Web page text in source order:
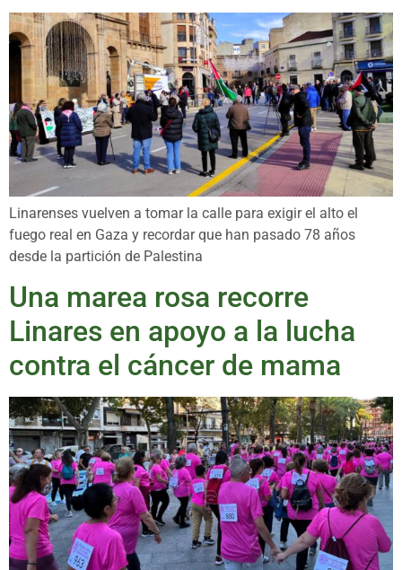
Linarenses vuelven a tomar la calle para exigir el alto el
fuego real en Gaza y recordar que han pasado 78 años
desde la partición de Palestina
Una marea rosa recorre
Linares en apoyo a la lucha
contra el cáncer de mama